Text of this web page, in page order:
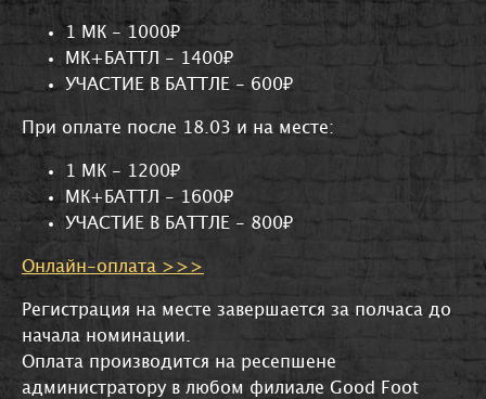
1 МК - 1000₽
МК+БАТТЛ - 1400₽
УЧАСТИЕ В БАТТЛЕ - 600₽
При оплате после 18.03 и на месте:
1 МК - 1200₽
МК+БАТТЛ - 1600₽
УЧАСТИЕ В БАТТЛЕ - 800₽
Онлайн-оплата >>>
Регистрация на месте завершается за полчаса до
начала номинации.
Оплата производится на ресепшене
администратору в любом филиале Good Foot